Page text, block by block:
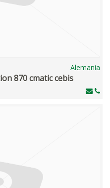
Alemania
870 cmatic cebis